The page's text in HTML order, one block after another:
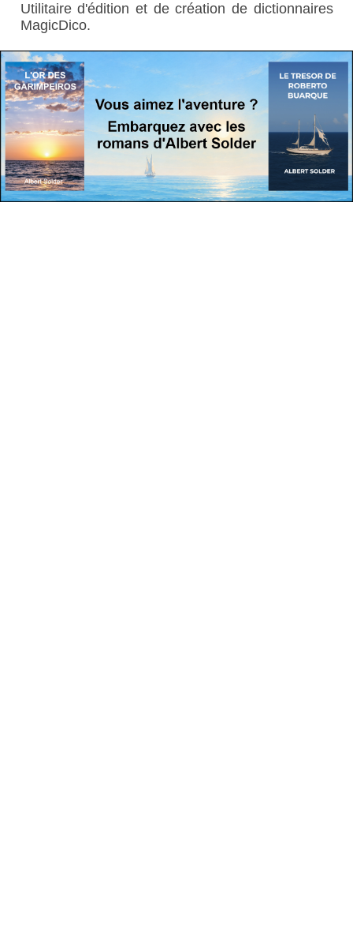
Utilitaire d'édition et de création de dictionnaires
MagicDico.